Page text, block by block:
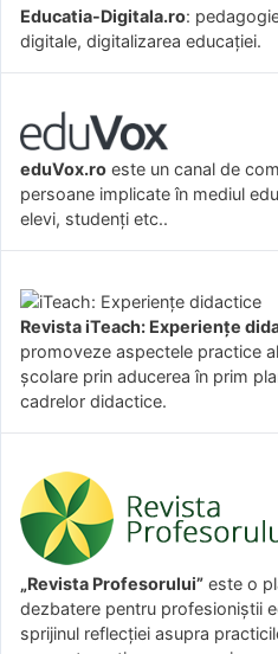
Educatia-Digitala.ro:
digitale, digitalizarea educației.
eduVox.ro este un canal de
persoane implicate în mediul
elevi, studenți etc..
Revista iTeach: Experienţe
promoveze aspectele practice
şcolare prin aducerea în prim
cadrelor didactice.
„Revista Profesorului” este o
dezbatere pentru profesioniștii
sprijinul reflecției asupra